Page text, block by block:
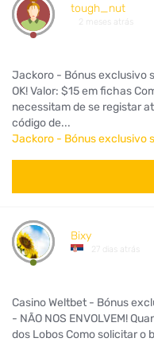
tough_nut
2 meses atrás
Jackoro - Bónus exclusivo
OK! Valor: $15 em fichas
necessitam de se registar
código de...
Jackoro - Bónus exclusivo
Bixy
27 dias atrás
Casino Weltbet - Bónus
- NÃO NOS ENVOLVEM!
dos Lobos Como solicitar o